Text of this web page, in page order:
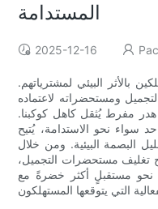
المستدامة
2025-12-16
بالأثر البيئي لمشترياتهم.
ومستحضراته لاعتماده
هدر مفرط يُثقل كاهل كوكبنا.
سواء نحو الاستدامة، يُتيح
البصمة البيئية. ومن خلال
تغليف مستحضرات التجميل،
مستقبلٍ أكثر خضرةً مع